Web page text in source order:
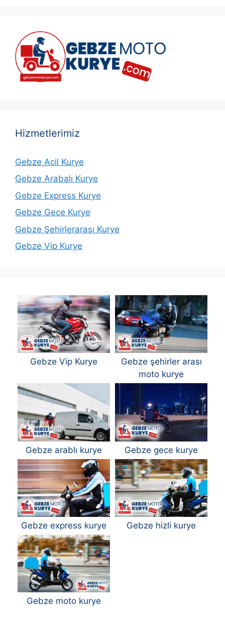
Hizmetlerimiz
Gebze Acil Kurye
Gebze Arabalı Kurye
Gebze Express Kurye
Gebze Gece Kurye
Gebze Şehirlerarası Kurye
Gebze Vip Kurye
Gebze Vip Kurye
Gebze şehirler arası
moto kurye
Gebze arablı kurye Gebze gece kurye
Gebze express kurye Gebze hizli kurye
Gebze moto kurye